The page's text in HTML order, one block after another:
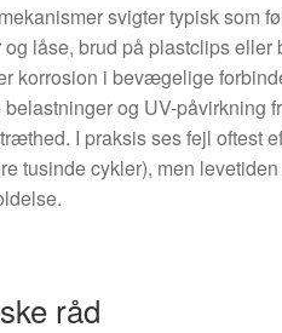
svigter typisk som
låse, brud på plastclips
korrosion i bevægelige
og UV-påvirkning
I praksis ses fejl oftest
tusinde cykler), men
råd